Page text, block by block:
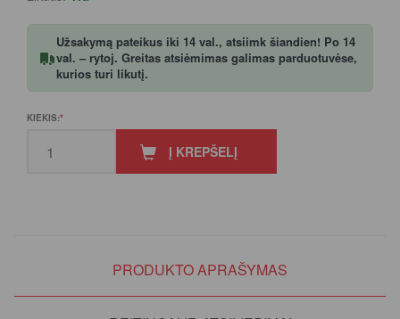
Užsakymą pateikus iki 14 val., atsiimk šiandien! Po 14
val. – rytoj. Greitas atsiėmimas galimas parduotuvėse,
kurios turi likutį.
KIEKIS:
Į KREPŠELĮ
PRODUKTO APRAŠYMAS